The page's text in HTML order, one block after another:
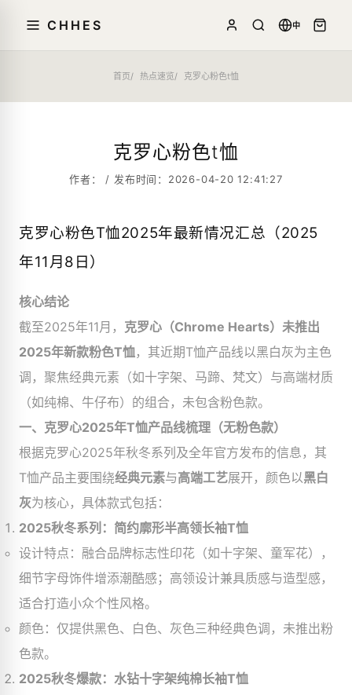
CHHES 中
首页 热点速览 克罗心粉色t恤
克罗心粉色t恤
作者： / 发布时间：2026-04-20 12:41:27
克罗心粉色T恤2025年最新情况汇总（2025
年11月8日）
核心结论
截至2025年11月，​ 克罗心（Chrome Hearts）未推出
2025年新款粉色T恤，其近期T恤产品线以黑白灰为主色
调，聚焦经典元素（如十字架、马蹄、梵文）与高端材质
（如纯棉、牛仔布）的组合，未包含粉色款。
一、克罗心2025年T恤产品线梳理（无粉色款）​
根据克罗心2025年秋冬系列及全年官方发布的信息，其
T恤产品主要围绕经典元素与高端工艺展开，颜色以黑白
灰为核心，具体款式包括：
2025秋冬系列：简约廓形半高领长袖T恤
设计特点：融合品牌标志性印花（如十字架、童军花），
细节字母饰件增添潮酷感；高领设计兼具质感与造型感，
适合打造小众个性风格。
颜色：仅提供黑色、白色、灰色三种经典色调，未推出粉
色款。
2025秋冬爆款：水钻十字架纯棉长袖T恤